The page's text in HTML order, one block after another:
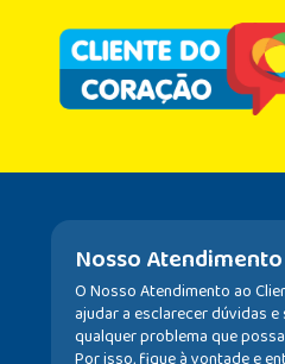
Nosso Atendimento
O Nosso Atendimento ao
ajudar a esclarecer dúvidas
qualquer problema que